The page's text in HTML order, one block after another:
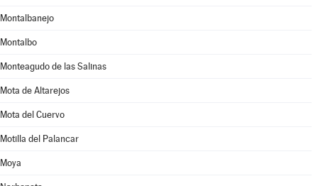
Montalbanejo
Montalbo
Monteagudo de las Salinas
Mota de Altarejos
Mota del Cuervo
Motilla del Palancar
Moya